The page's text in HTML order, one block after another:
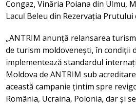
Congaz, Vinăria Poiana din Ulmu,
Lacul Beleu din Rezervația Prutului
„ANTRIM anunță relansarea
de turism moldovenești, în condiții
implementează standardul
Moldova de ANTRIM sub
această campanie țintim spre
România, Ucraina, Polonia, dar și